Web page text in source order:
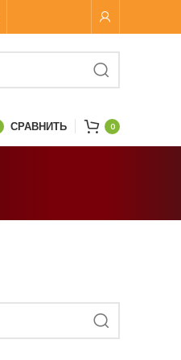
СРАВНИТЬ 0